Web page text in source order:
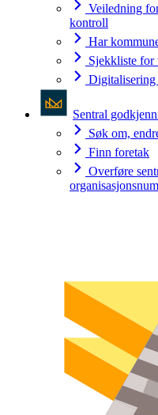
Veiledning
kontroll
Har
Sjekkliste for
Digitalisering
Sentral
Søk om,
Finn foretak
Overføre